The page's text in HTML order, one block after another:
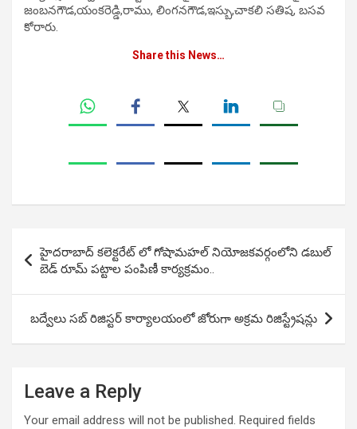
జంబనగౌడ,యంకరెడ్డి,రాము, లింగనగౌడ,ఇస్బు,చాకలి సతిష, బసవ
కోరారు.
Share this News…
navigation
హైదరాబాద్ కలెక్టరేట్ లో గోషామహల్ నియోజకవర్గంలోని డబుల్
బెడ్ రూమ్ పట్టాల పంపిణీ కార్యక్రమం..
బద్వేలు సబ్ రిజిస్టర్ కార్యాలయంలో జోరుగా అక్రమ రిజిస్ట్రేషన్లు
Leave a Reply
Your email address will not be published. Required fields